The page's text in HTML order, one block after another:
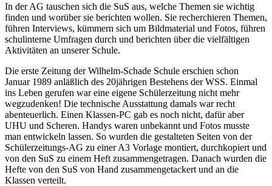
In der AG tauschen sich die SuS aus, welche Themen sie wichtig
finden und worüber sie berichten wollen. Sie recherchieren Themen,
führen Interviews, kümmern sich um Bildmaterial und Fotos, führen
schulinterne Umfragen durch und berichten über die vielfältigen
Aktivitäten an unserer Schule.
Die erste Zeitung der Wilhelm-Schade Schule erschien schon
Januar 1989 anläßlich des 20jährigen Bestehens der WSS. Einmal
ins Leben gerufen war eine eigene Schülerzeitung nicht mehr
wegzudenken! Die technische Ausstattung damals war recht
abenteuerlich. Einen Klassen-PC gab es noch nicht, dafür aber
UHU und Scheren. Handys waren unbekannt und Fotos musste
man entwickeln lassen. So wurden die gestalteten Seiten von der
Schülerzeitungs-AG zu einer A3 Vorlage montiert, durchkopiert und
von den SuS zu einem Heft zusammengetragen. Danach wurden die
Hefte von den SuS von Hand zusammengetackert und an die
Klassen verteilt.